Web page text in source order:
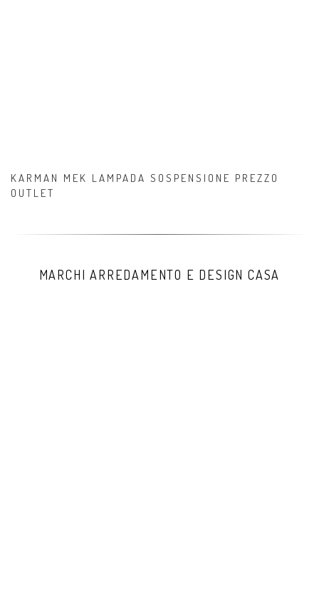
KARMAN MEK LAMPADA SOSPENSIONE PREZZO
OUTLET
MARCHI ARREDAMENTO E DESIGN CASA